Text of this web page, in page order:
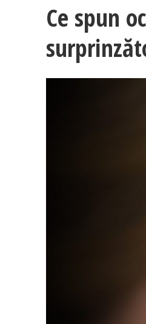
Ce spun